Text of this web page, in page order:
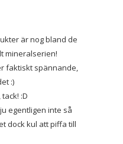
är nog bland de
mineralserien!
faktiskt spännande,
:)
:D
egentligen inte så
dock kul att piffa till